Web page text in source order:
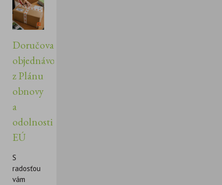
Doručovanie
objednávok
z Plánu
obnovy
a
odolnosti
EÚ
S
radosťou
vám